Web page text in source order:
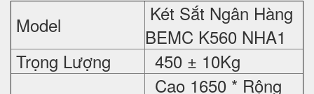
Model
Két Sắt Ngân Hàng
BEMC K560 NHA1
Trọng Lượng
450 ± 10Kg
Cao 1650 * Rộng